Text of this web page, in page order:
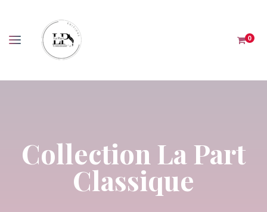
0
Collection La Part
Classique